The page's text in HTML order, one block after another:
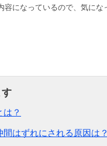
になっているので、気にな
？
はずれにされる原因は？